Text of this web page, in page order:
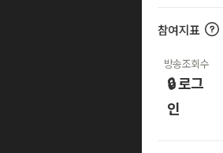
참여지표
방송조회수
🔒 로그
인